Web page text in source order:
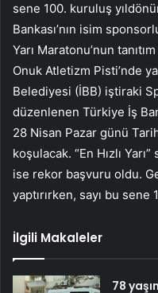
sene 100. kuruluş
Bankası’nın isim
Yarı Maratonu’nun
Onuk Atletizm Pisti’nde
Belediyesi (İBB) iştiraki
düzenlenen Türkiye İş
28 Nisan Pazar günü
koşulacak. “En Hızlı
ise rekor başvuru oldu.
yaptırırken, sayı bu sene
İlgili Makaleler
78